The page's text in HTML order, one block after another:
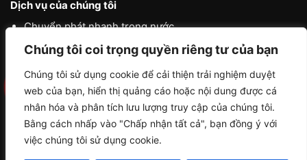
Chúng tôi coi trọng quyền riêng tư của bạn
Chúng tôi sử dụng cookie để cải thiện trải nghiệm duyệt
web của bạn, hiển thị quảng cáo hoặc nội dung được cá
nhân hóa và phân tích lưu lượng truy cập của chúng tôi.
Bằng cách nhấp vào "Chấp nhận tất cả", bạn đồng ý với
việc chúng tôi sử dụng cookie.
Dịch vụ của chúng tôi
Chuyển phát nhanh trong nước
Chuyển phát nhanh quốc tế
Liên vận quốc tế
Logistics vận tải nội địa